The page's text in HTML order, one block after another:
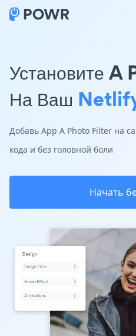
Установите
На Ваш
Добавь App A Photo Filter на
кода и без головной боли
Начать